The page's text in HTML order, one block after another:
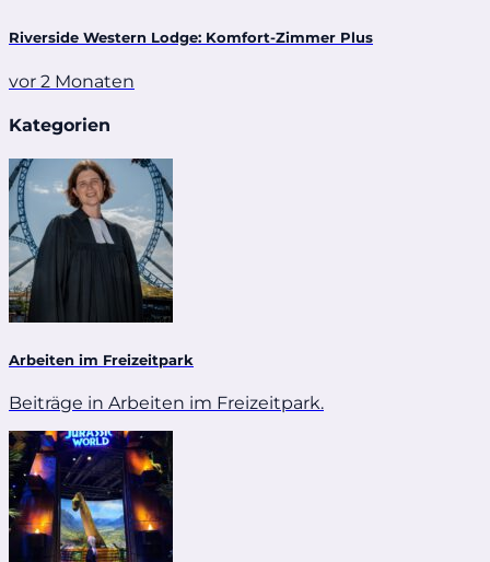
Riverside Western Lodge: Komfort-Zimmer Plus
vor 2 Monaten
Kategorien
Arbeiten im Freizeitpark
Beiträge in Arbeiten im Freizeitpark.